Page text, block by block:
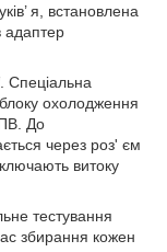
я, встановлена
адаптер
. Спеціальна
блоку охолодження
До
через роз' єм
витоку
тестування
збирання кожен